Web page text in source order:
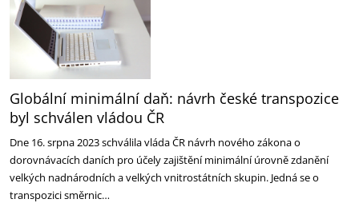
Globální minimální daň: návrh české transpozice
byl schválen vládou ČR
Dne 16. srpna 2023 schválila vláda ČR návrh nového zákona o
dorovnávacích daních pro účely zajištění minimální úrovně zdanění
velkých nadnárodních a velkých vnitrostátních skupin. Jedná se o
transpozici směrnic…